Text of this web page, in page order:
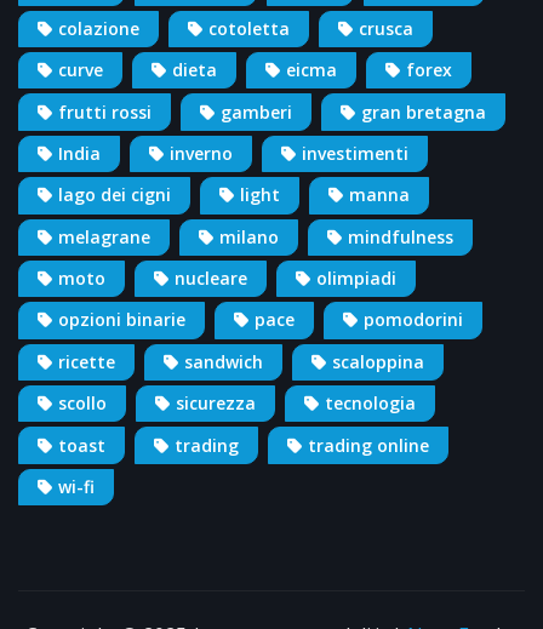
colazione
cotoletta
crusca
curve
dieta eicma
forex
frutti rossi
gamberi
gran bretagna
India
inverno
investimenti
lago dei cigni
light
manna
melagrane
milano
mindfulness
moto
nucleare
olimpiadi
opzioni binarie
pace
pomodorini
ricette
sandwich
scaloppina
scollo
sicurezza
tecnologia
toast
trading
trading online
wi-fi